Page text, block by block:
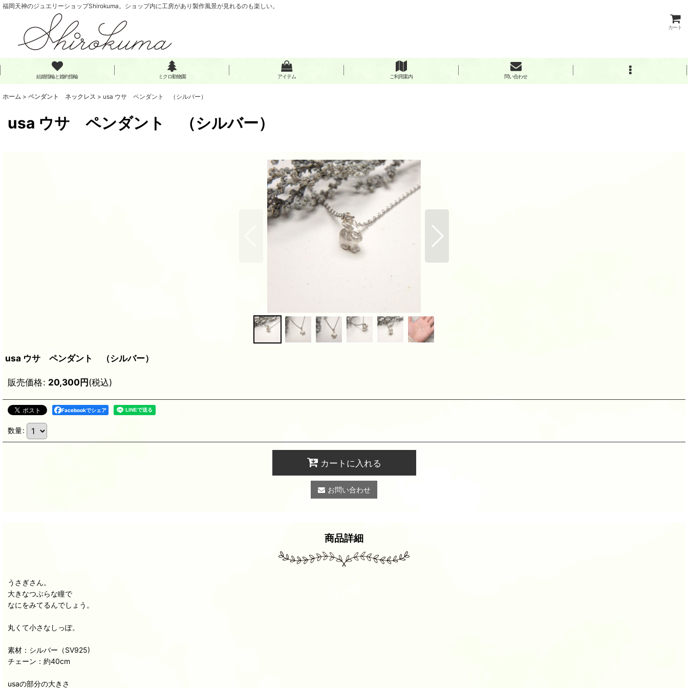
福岡天神のジュエリーショップShirokuma。ショップ内に工房があり製作風景が見れるのも楽しい。
カート
結婚指輪と婚約指輪 ミクロ動物園 アイテム ご利用案内 問い合わせ
ホーム > ペンダント ネックレス > usa ウサ ペンダント （シルバー）
usa ウサ ペンダント （シルバー）
usa ウサ ペンダント （シルバー）
販売価格: 20,300円(税込)
Facebookでシェア
数量:
カートに入れる
お問い合わせ
商品詳細
うさぎさん。
大きなつぶらな瞳で
なにをみてるんでしょう。
丸くて小さなしっぽ。
素材：シルバー（SV925)
チェーン：約40cm
usaの部分の大きさ